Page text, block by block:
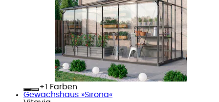
+
Farben
Gewächshaus »Sirona«